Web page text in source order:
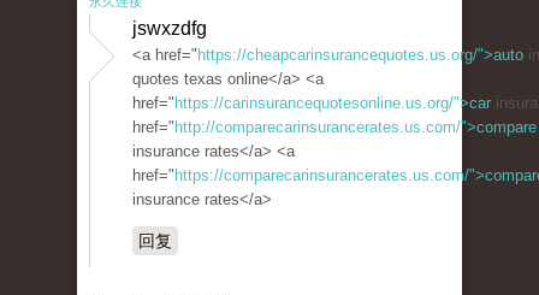
jswxzdfg
<a href=" https://cheapcarinsurancequotes.us.org/">auto
quotes texas online</a> <a
href=" https://carinsurancequotesonline.us.org/">car
href=" http://comparecarinsurancerates.us.com/">compare
insurance rates</a> <a
href=" https://comparecarinsurancerates.us.com/
insurance rates</a>
回复